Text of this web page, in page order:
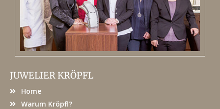
JUWELIER KRÖPFL
Home
Warum Kröpfl?